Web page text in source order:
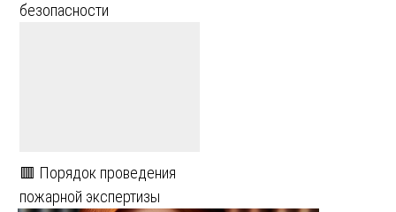
безопасности
🟥 Порядок проведения
пожарной экспертизы